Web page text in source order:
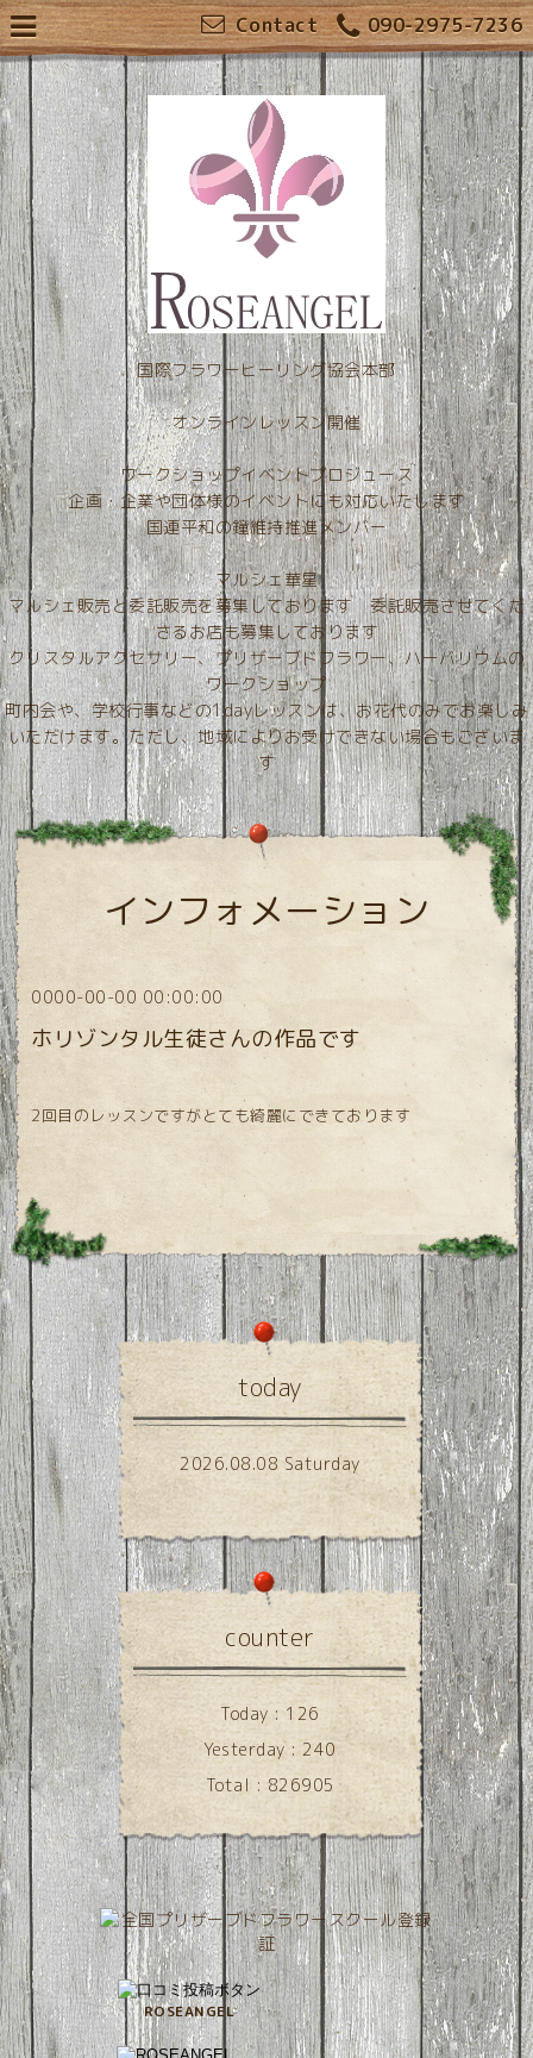
090-2975-7236
Contact
国際フラワーヒーリング協会本部
オンラインレッスン開催
ワークショップイベントプロジュース
企画・企業や団体様のイベントにも対応いたします
国連平和の鐘維持推進メンバー
マルシェ華星
マルシェ販売と委託販売を募集しております 委託販売させてくだ
さるお店も募集しております
クリスタルアクセサリー、プリザーブドフラワー、ハーバリウムの
ワークショップ
町内会や、学校行事などの1dayレッスンは、お花代のみでお楽しみ
いただけます。ただし、地域によりお受けできない場合もございま
す
インフォメーション
0000-00-00 00:00:00
ホリゾンタル生徒さんの作品です
2回目のレッスンですがとても綺麗にできております
today
2026.08.08 Saturday
counter
Today :126
Yesterday :240
Total : 826905
ROSEANGEL